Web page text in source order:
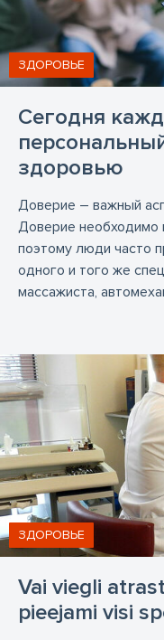
Сегодня
здоровью
ЗДОРОВЬЕ
Доверие – важный
Доверие необходимо
поэтому люди часто
одного и того же
массажиста,
Vai viegli
pieejami visi
ЗДОРОВЬЕ